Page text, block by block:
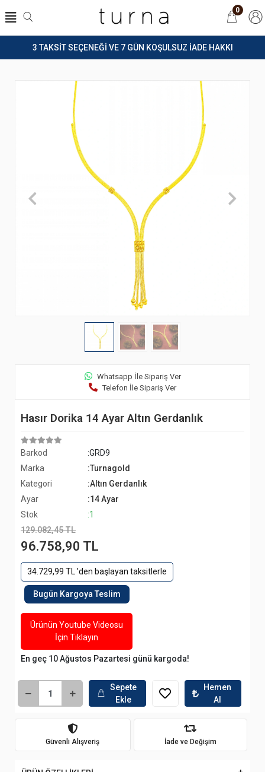
3 TAKSİT SEÇENEĞİ VE 7 GÜN KOŞULSUZ İADE HAKKI
0
Whatsapp İle Sipariş Ver
Telefon İle Sipariş Ver
Hasır Dorika 14 Ayar Altın Gerdanlık
Barkod
:GRD9
Marka
:Turnagold
Kategori
:Altın Gerdanlık
Ayar
:14 Ayar
Stok
:1
129.082,45 TL
96.758,90 TL
34.729,99 TL 'den başlayan taksitlerle
Bugün Kargoya Teslim
Ürünün Youtube Videosu
İçin Tıklayın
En geç 10 Ağustos Pazartesi günü kargoda!
Sepete
Ekle
Hemen
Al
Güvenli Alışveriş İade ve Değişim